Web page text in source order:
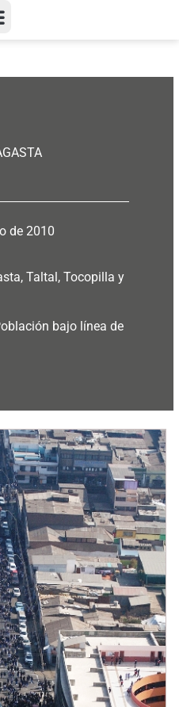
de 2010
Taltal, Tocopilla y
bajo línea de